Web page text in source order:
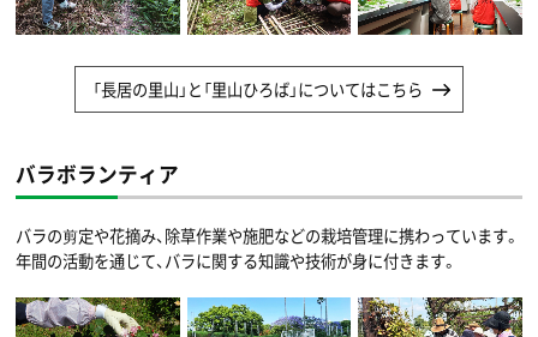
「長居の里山」と「里山ひろば」についてはこちら
バラボランティア
バラの剪定や花摘み、除草作業や施肥などの栽培管理に携わっています。
年間の活動を通じて、バラに関する知識や技術が身に付きます。